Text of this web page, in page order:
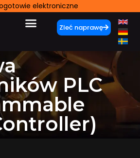
elektroniczne
Zleć naprawę
PLC